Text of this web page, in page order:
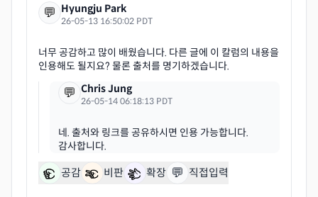
💬 Hyungju Park
26-05-13 16:50:02 PDT
너무 공감하고 많이 배웠습니다. 다른 글에 이 칼럼의 내용을
💬 Chris Jung
26-05-14 06:18:13 PDT
네. 출처와 링크를 공유하시면 인용 가능합니다.
공감 비판 확장 💬 직접입력